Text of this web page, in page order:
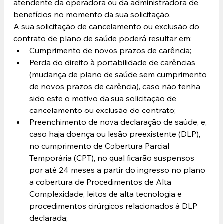
atendente da operadora ou da administradora de
benefícios no momento da sua solicitação.
A sua solicitação de cancelamento ou exclusão do
contrato de plano de saúde poderá resultar em:
Cumprimento de novos prazos de carência;
Perda do direito à portabilidade de carências
(mudança de plano de saúde sem cumprimento
de novos prazos de carência), caso não tenha
sido este o motivo da sua solicitação de
cancelamento ou exclusão do contrato;
Preenchimento de nova declaração de saúde, e,
caso haja doença ou lesão preexistente (DLP),
no cumprimento de Cobertura Parcial
Temporária (CPT), no qual ficarão suspensos
por até 24 meses a partir do ingresso no plano
a cobertura de Procedimentos de Alta
Complexidade, leitos de alta tecnologia e
procedimentos cirúrgicos relacionados à DLP
declarada;